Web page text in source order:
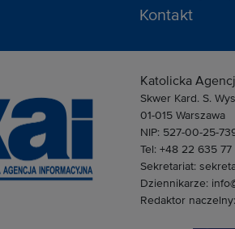
Kontakt
Katolicka
Skwer Kard. S.
01-015 Warszawa
NIP: 527-00-25-
Tel: +48 22 635 77
Sekretariat:
Dziennikarze:
Redaktor